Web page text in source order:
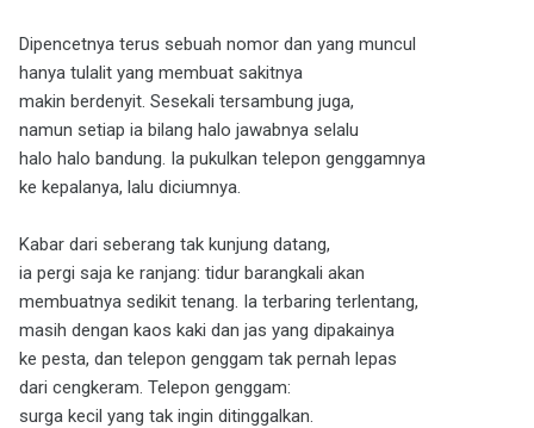
Dipencetnya terus sebuah nomor dan yang muncul
hanya tulalit yang membuat sakitnya
makin berdenyit. Sesekali tersambung juga,
namun setiap ia bilang halo jawabnya selalu
halo halo bandung. Ia pukulkan telepon genggamnya
ke kepalanya, lalu diciumnya.
Kabar dari seberang tak kunjung datang,
ia pergi saja ke ranjang: tidur barangkali akan
membuatnya sedikit tenang. Ia terbaring terlentang,
masih dengan kaos kaki dan jas yang dipakainya
ke pesta, dan telepon genggam tak pernah lepas
dari cengkeram. Telepon genggam:
surga kecil yang tak ingin ditinggalkan.